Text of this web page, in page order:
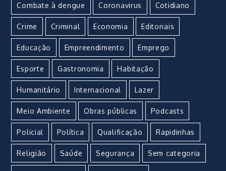
Combate à dengue Coronavirus Cotidiano
Crime Criminal Economia Editoriais
Educação Empreendimento Emprego
Esporte Gastronomia Habitação
Humanitário Internacional Lazer
Meio Ambiente Obras públicas Podcasts
Policial Política Qualificação Rapidinhas
Religião Saúde Segurança Sem categoria